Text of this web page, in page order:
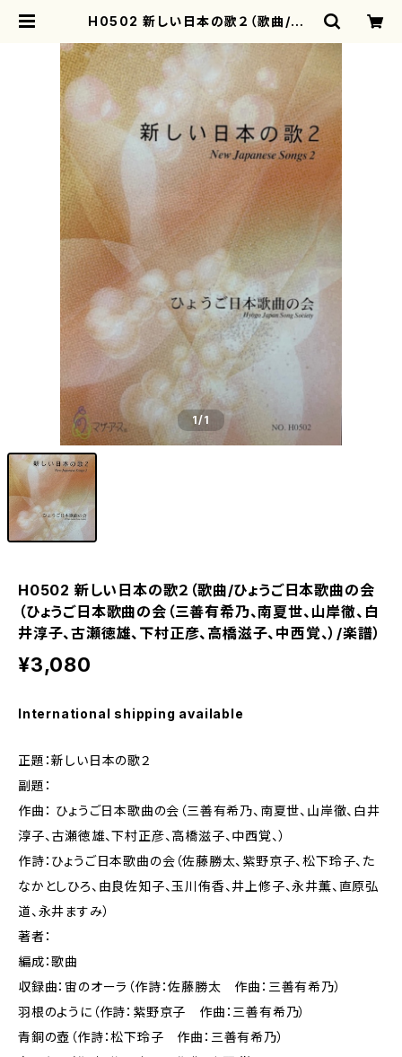
H0502 新しい日本の歌２（歌曲/ひょ
の会（三善有希乃、南夏世、山岸徹、白
井淳子、古瀬徳雄、下村正彦、高橋滋
子、中西覚、）/楽譜） | mothereart
1/1
H0502 新しい日本の歌２（歌曲/ひょうご日本歌曲の会
（ひょうご日本歌曲の会（三善有希乃、南夏世、山岸徹、白
井淳子、古瀬徳雄、下村正彦、高橋滋子、中西覚、）/楽譜）
¥3,080
International shipping available
正題：新しい日本の歌２
副題：
作曲： ひょうご日本歌曲の会（三善有希乃、南夏世、山岸徹、白井
淳子、古瀬徳雄、下村正彦、高橋滋子、中西覚、）
作詩：ひょうご日本歌曲の会（佐藤勝太、紫野京子、松下玲子、た
なかとしひろ、由良佐知子、玉川侑香、井上修子、永井薫、直原弘
道、永井ますみ）
著者：
編成：歌曲
収録曲：宙のオーラ（作詩：佐藤勝太 作曲：三善有希乃）
羽根のように（作詩：紫野京子 作曲：三善有希乃）
青銅の壺（作詩：松下玲子 作曲：三善有希乃）